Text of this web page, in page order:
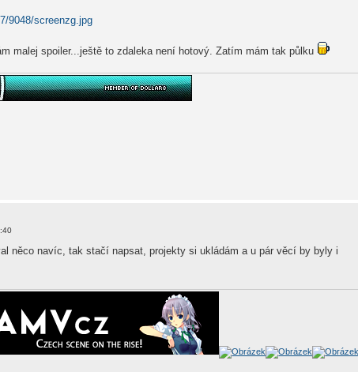
9048/screenzg.jpg
malej spoiler...ještě to zdaleka není hotový. Zatím mám tak půlku
něco navíc, tak stačí napsat, projekty si ukládám a u pár věcí by byly i